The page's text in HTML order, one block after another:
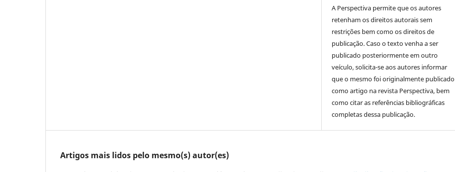
A Perspectiva permite que os autores
retenham os direitos autorais sem
restrições bem como os direitos de
publicação. Caso o texto venha a ser
publicado posteriormente em outro
veículo, solicita-se aos autores informar
que o mesmo foi originalmente publicado
como artigo na revista Perspectiva, bem
como citar as referências bibliográficas
completas dessa publicação.
Artigos mais lidos pelo mesmo(s) autor(es)